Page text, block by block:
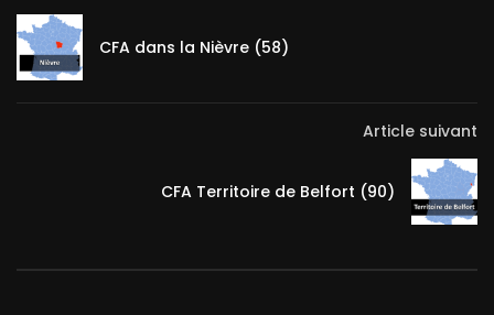
CFA dans la Nièvre (58)
Article suivant
CFA Territoire de Belfort (90)